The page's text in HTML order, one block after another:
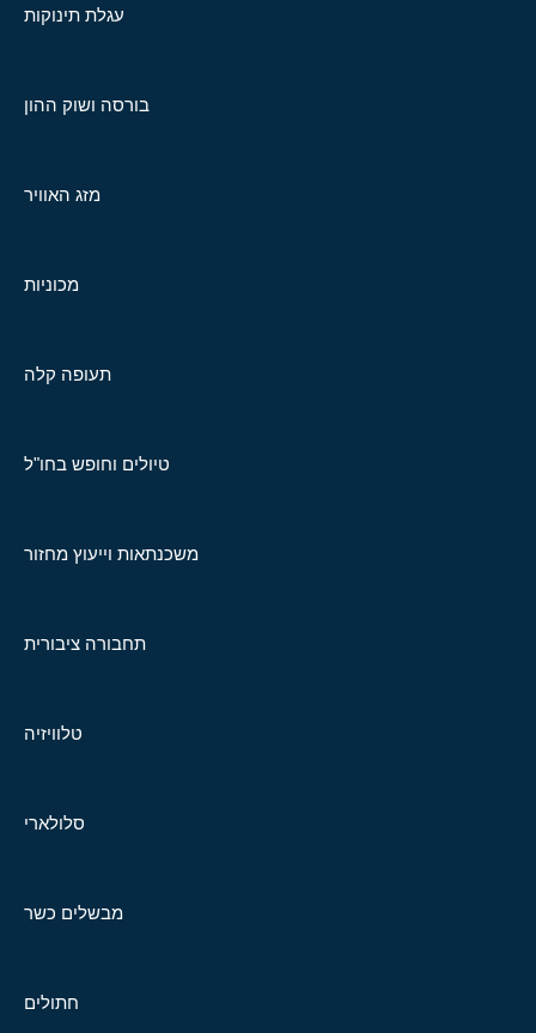
עגלת תינוקות
בורסה ושוק ההון
מזג האוויר
מכוניות
תעופה קלה
טיולים וחופש בחו"ל
משכנתאות וייעוץ מחזור
תחבורה ציבורית
טלוויזיה
סלולארי
מבשלים כשר
חתולים